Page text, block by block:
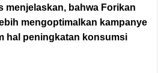
menjelaskan, bahwa Forikan
mengoptimalkan kampanye
hal peningkatan konsumsi